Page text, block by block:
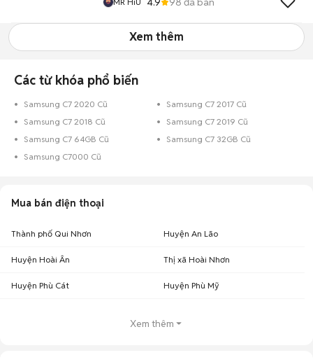
Xem thêm
Các từ khóa phổ biến
Samsung C7 2020 Cũ
Samsung C7 2017 Cũ
Samsung C7 2018 Cũ
Samsung C7 2019 Cũ
Samsung C7 64GB Cũ
Samsung C7 32GB Cũ
Samsung C7000 Cũ
Mua bán điện thoại
Thành phố Qui Nhơn Huyện An Lão
Huyện Hoài Ân Thị xã Hoài Nhơn
Huyện Phù Cát Huyện Phù Mỹ
Xem thêm